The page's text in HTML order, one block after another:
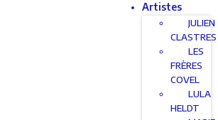
Artistes
JULIEN
CLASTRES
LES
FRÈRES
COVEL
LULA
HELDT